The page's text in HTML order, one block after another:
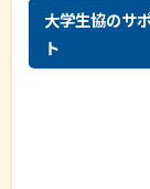
大学生協のサ
ト